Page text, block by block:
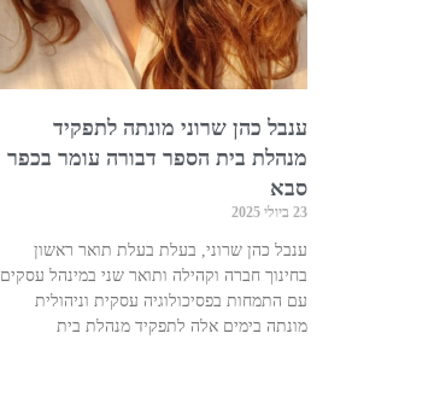
ענבל כהן שרוני מונתה לתפקיד
מנהלת בית הספר דבורה עומר בכפר
סבא
23 ביולי 2025
ענבל כהן שרוני, בעלת בעלת תואר ראשון
בחינוך חברה וקהילה ותואר שני במינהל עסקים
עם התמחות בפסיכולוגיה עסקית וניהולית
מונתה בימים אלה לתפקיד מנהלת בית